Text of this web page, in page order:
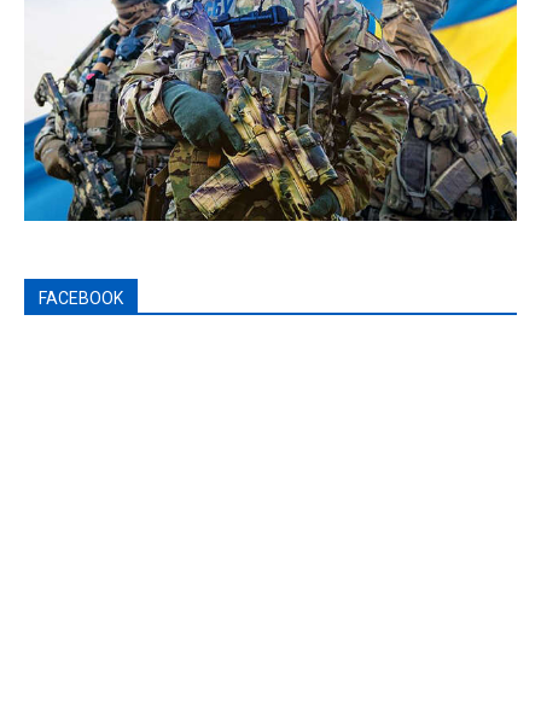
FACEBOOK